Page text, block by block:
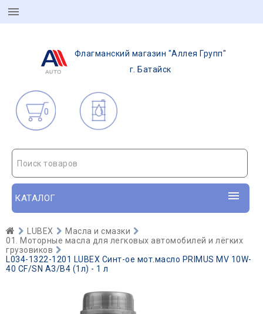
Флагманский магазин "Аллея Групп"
г. Батайск
0
Поиск товаров
КАТАЛОГ
LUBEX
Масла и смазки
01. Моторные масла для легковых автомобилей и лёгких
грузовиков
L034-1322-1201 LUBEX Синт-ое мот.масло PRIMUS MV 10W-
40 CF/SN A3/B4 (1л) - 1 л